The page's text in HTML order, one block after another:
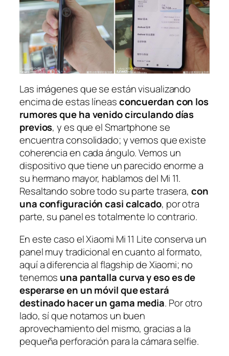
Las imágenes que se están visualizando
encima de estas líneasconcuerdan con los
rumores que ha venido circulando días
previos, y es que el Smartphone se
encuentra consolidado; y vemos que existe
coherencia en cada ángulo. Vemos un
dispositivo que tiene un parecido enorme a
su hermano mayor, hablamos del Mi 11.
Resaltando sobre todo su parte trasera, con
una configuración casi calcado, por otra
parte, su panel es totalmente lo contrario.
En este caso el Xiaomi Mi 11 Lite conserva un
panel muy tradicional en cuanto al formato,
aquí a diferencia al flagship de Xiaomi; no
tenemos una pantalla curva y eso es de
esperarse en un móvil que estará
destinado hacer un gama media. Por otro
lado, sí que notamos un buen
aprovechamiento del mismo, gracias a la
pequeña perforación para la cámara selfie.